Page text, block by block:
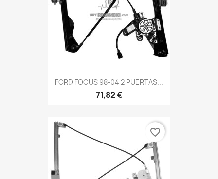
FORD FOCUS 98-04 2 PUERTAS...
71,82 €
favorite_border